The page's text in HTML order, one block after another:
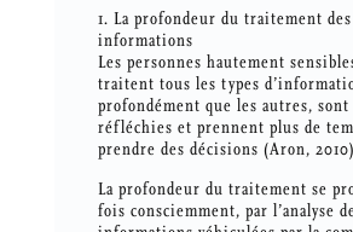
1. La profondeur du traitement des
informations
Les personnes hautement
traitent tous les types
profondément que les autres, sont
réfléchies et prennent plus de
prendre des décisions (Aron,
La profondeur du traitement se
fois consciemment, par l’analyse